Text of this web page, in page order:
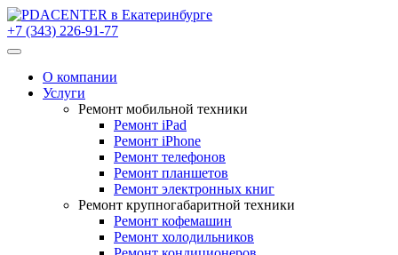
+7 (343) 226-91-77
О компании
Услуги
Ремонт мобильной техники
Ремонт iPad
Ремонт iPhone
Ремонт телефонов
Ремонт планшетов
Ремонт электронных книг
Ремонт крупногабаритной техники
Ремонт кофемашин
Ремонт холодильников